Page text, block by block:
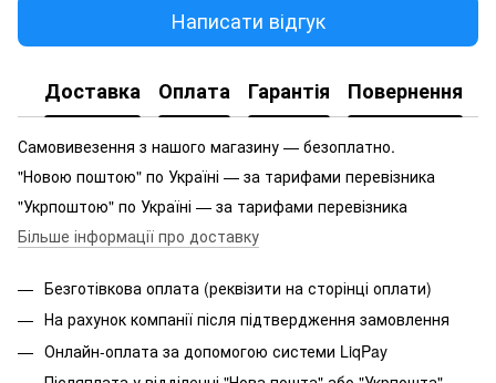
Написати відгук
Доставка Оплата Гарантія Повернення
Самовивезення з нашого магазину — безоплатно.
"Новою поштою" по Україні — за тарифами перевізника
"Укрпоштою" по Україні — за тарифами перевізника
Більше інформації про доставку
Безготівкова оплата (реквізити на сторінці оплати)
На рахунок компанії після підтвердження замовлення
Онлайн-оплата за допомогою системи LiqPay